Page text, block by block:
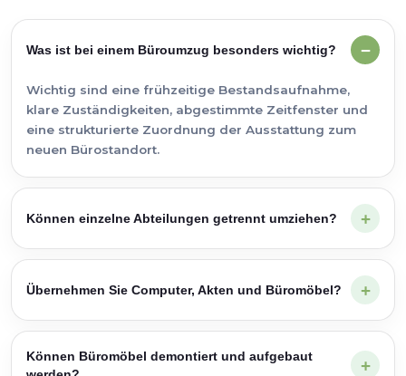
Was ist bei einem Büroumzug besonders wichtig?
Wichtig sind eine frühzeitige Bestandsaufnahme,
klare Zuständigkeiten, abgestimmte Zeitfenster und
eine strukturierte Zuordnung der Ausstattung zum
neuen Bürostandort.
Können einzelne Abteilungen getrennt umziehen?
Übernehmen Sie Computer, Akten und Büromöbel?
Können Büromöbel demontiert und aufgebaut